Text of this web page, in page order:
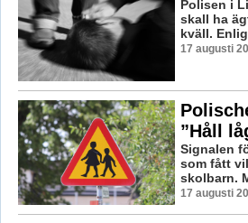
Polisen i
skall ha
kväll.
17 augusti
”Håll
Signalen
som fått
skolbarn.
17 augusti